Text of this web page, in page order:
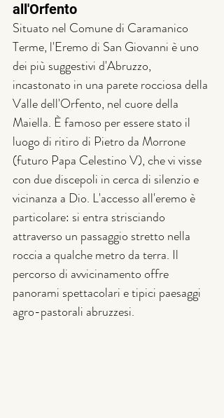
all'Orfento
Situato nel Comune di Caramanico
Terme, l'Eremo di San Giovanni è uno
dei più suggestivi d'Abruzzo,
incastonato in una parete rocciosa della
Valle dell'Orfento, nel cuore della
Maiella. È famoso per essere stato il
luogo di ritiro di Pietro da Morrone
(futuro Papa Celestino V), che vi visse
con due discepoli in cerca di silenzio e
vicinanza a Dio. L'accesso all'eremo è
particolare: si entra strisciando
attraverso un passaggio stretto nella
roccia a qualche metro da terra. Il
percorso di avvicinamento offre
panorami spettacolari e tipici paesaggi
agro-pastorali abruzzesi.